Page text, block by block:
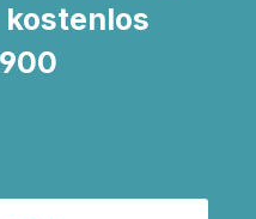
kostenlos